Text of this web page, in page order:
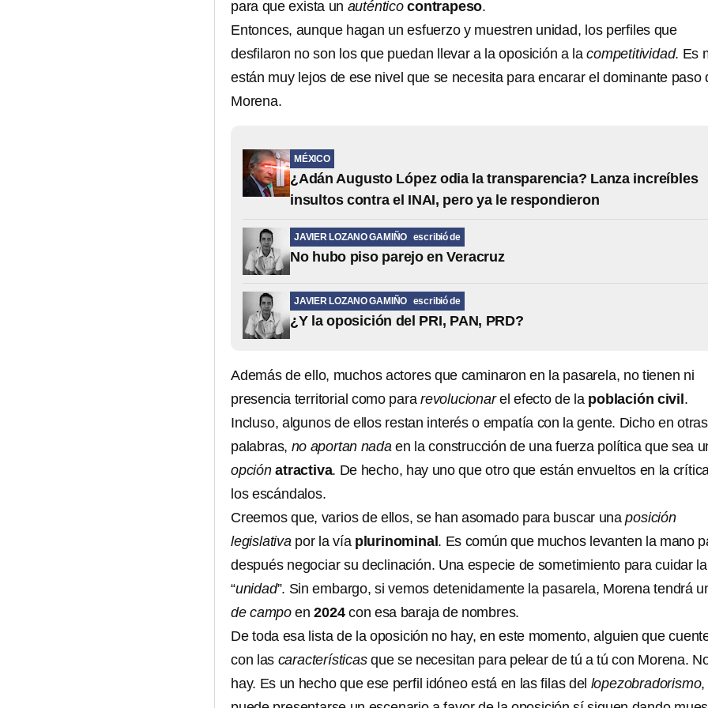
para que exista un auténticocontrapeso.
Entonces, aunque hagan un esfuerzo y muestren unidad, los perfiles que
desfilaron no son los que puedan llevar a la oposición a lacompetitividad. Es
están muy lejos de ese nivel que se necesita para encarar el dominante paso
Morena.
MÉXICO
¿Adán Augusto López odia la transparencia? Lanza increíbles
insultos contra el INAI, pero ya le respondieron
JAVIER LOZANO GAMIÑO escribió de
No hubo piso parejo en Veracruz
JAVIER LOZANO GAMIÑO escribió de
¿Y la oposición del PRI, PAN, PRD?
Además de ello, muchos actores que caminaron en la pasarela, no tienen ni
presencia territorial como pararevolucionarel efecto de la población civil .
Incluso, algunos de ellos restan interés o empatía con la gente. Dicho en otras
palabras, no aportan nadaen la construcción de una fuerza política que sea
opciónatractiva. De hecho, hay uno que otro que están envueltos en la
los escándalos.
Creemos que, varios de ellos, se han asomado para buscar unaposición
legislativa por la vía plurinominal . Es común que muchos levanten la mano
después negociar su declinación. Una especie de sometimiento para cuidar la
“unidad”. Sin embargo, si vemos detenidamente la pasarela, Morena tendrá
de campoen2024con esa baraja de nombres.
De toda esa lista de la oposición no hay, en este momento, alguien que
con las característicasque se necesitan para pelear de tú a tú con Morena.
hay. Es un hecho que ese perfil idóneo está en las filas del lopezobradorismo,